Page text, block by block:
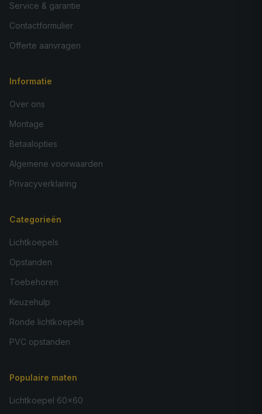
Service & garantie
Contactformulier
Offerte aanvragen
Informatie
Over ons
Montage
Betaalopties
Algemene voorwaarden
Privacyverklaring
Categorieën
Lichtkoepels
Opstanden
Toebehoren
Keuzehulp
Ronde lichtkoepels
PVC opstanden
Populaire maten
Lichtkoepel 60×60